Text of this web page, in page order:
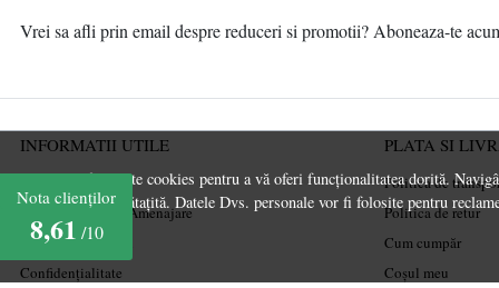
Piele sintetica
Polipropilena
Poliuretan
pp
PVC
Acest site folosește cookies pentru a vă oferi funcționalitatea dorită.
experiență îmbunătațită. Datele Dvs. personale vor fi folosite pentru
Vrei sa afli prin email despre reduceri si promotii? Aboneaza-te
INFORMATII UTILE
Ghiduri și Idei de Amenajare
Termeni și condiții
Confidențialitate
PLATA SI
Politica de
Politica de retur
Cum cumpăr
Coșul meu
Nota clienților
8,61 /10